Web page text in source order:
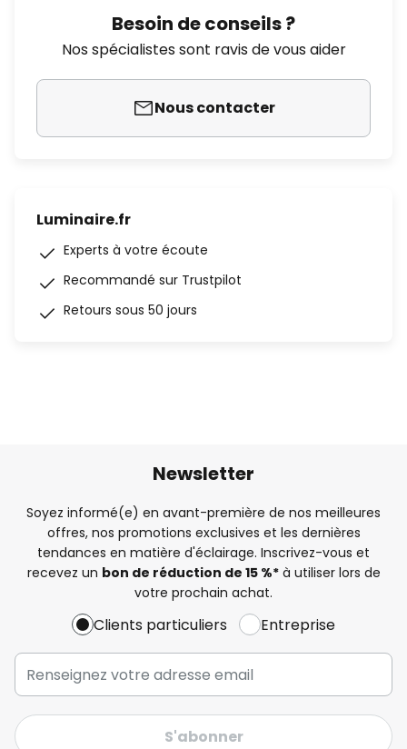
Besoin de conseils ?
Nos spécialistes sont ravis de vous aider
Nous contacter
Luminaire.fr
Experts à votre écoute
Recommandé sur Trustpilot
Retours sous 50 jours
Newsletter
Soyez informé(e) en avant-première de nos meilleures
offres, nos promotions exclusives et les dernières
tendances en matière d'éclairage. Inscrivez-vous et
recevez un bon de réduction de 15 %*à utiliser lors de
votre prochain achat.
Clients particuliers Entreprise
S'abonner